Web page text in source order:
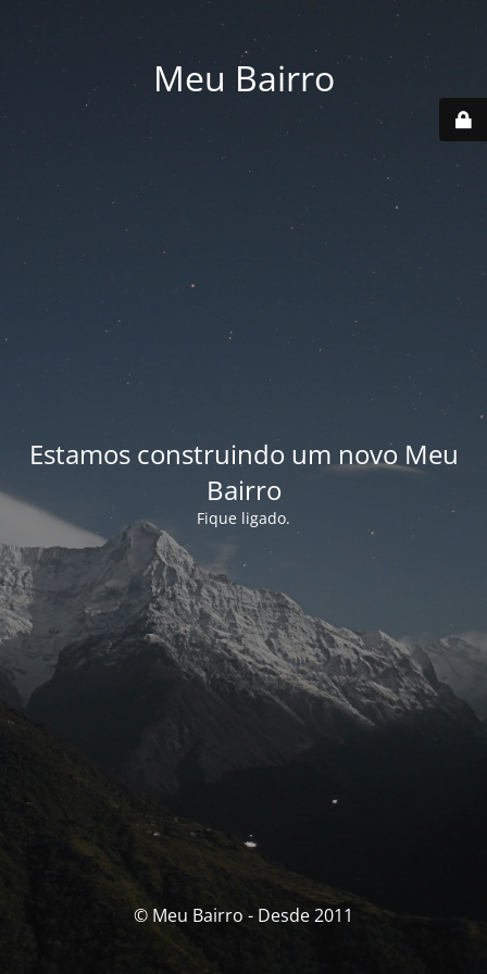
Meu Bairro
Estamos construindo um novo Meu
Bairro
Fique ligado.
© Meu Bairro - Desde 2011